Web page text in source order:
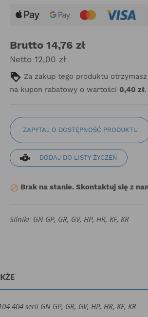
Brutto 14,76 zł
Netto 12,00 zł
Za zakup tego produktu otrzymasz
na kupon rabatowy o wartości 0,40 zł.
ZAPYTAJ O DOSTĘPNOŚĆ PRODUKTU
DODAJ DO LISTY ŻYCZEŃ
 Brak na stanie. Skontaktuj się z
Silniki: GN GP, GR, GV, HP, HR, KF, KR
serii GN GP, GR, GV, HP, HR, KF, KR